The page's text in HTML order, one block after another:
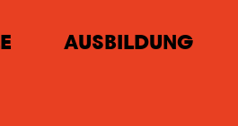
AUSBILDUNG